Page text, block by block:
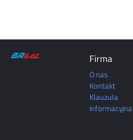
Firma
O nas
Kontakt
Klauzula
informacyjna